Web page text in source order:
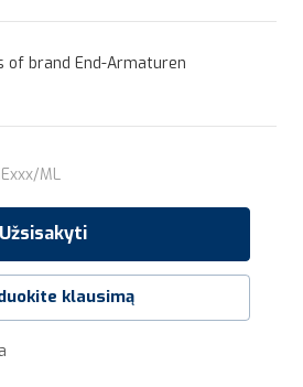
of brand End-Armaturen
ML
Užsisakyti
klausimą